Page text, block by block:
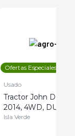
Ofertas Especiales
Usado
Tractor John Deere
2014, 4WD, DUAL
Isla Verde